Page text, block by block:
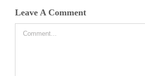
Leave A Comment